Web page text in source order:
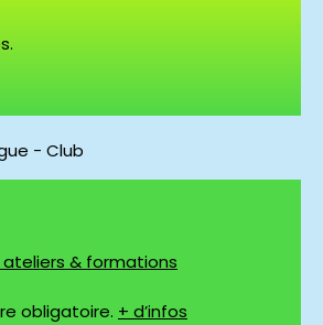
- Club
ateliers & formations
obligatoire. + d’infos